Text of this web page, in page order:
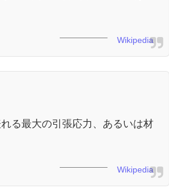
Wikipedia
る最大の引張応力、あるいは材
Wikipedia